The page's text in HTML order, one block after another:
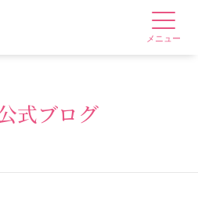
メニュー
式ブログ